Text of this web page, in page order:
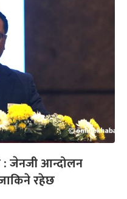
: जेनजी आन्दोलन
रहेछ